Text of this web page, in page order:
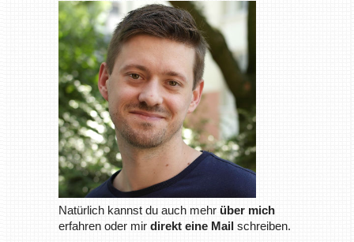
Natürlich kannst du auch mehr über mich
erfahren oder mir direkt eine Mailschreiben.